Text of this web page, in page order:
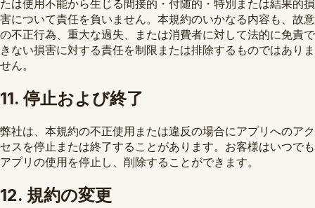
たは使用不能から生じる間接的・付随的・特別または結果的損
害について責任を負いません。本規約のいかなる内容も、故意
の不正行為、重大な過失、または消費者に対して法的に免責で
きない損害に対する責任を制限または排除するものではありま
せん。
11. 停止および終了
弊社は、本規約の不正使用または違反の場合にアプリへのアク
セスを停止または終了することがあります。お客様はいつでも
アプリの使用を停止し、削除することができます。
12. 規約の変更